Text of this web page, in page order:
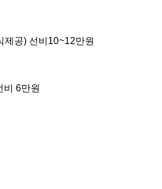
제공) 선비10~12만원
비 6만원